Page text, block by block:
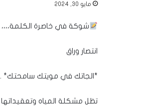
مايو 30, 2024
شوكة في خاصرة الكلمة،،،،
انتصار وراق
*الجاتك في مويتك سامحتك* .
تظل مشكلة المياه